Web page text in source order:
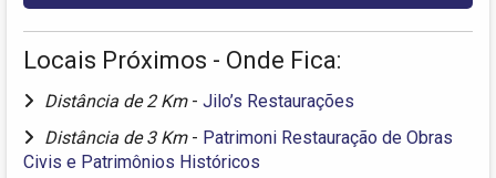
Locais Próximos - Onde Fica:
Distância de 2 Km - Jilo’s Restaurações
Distância de 3 Km - Patrimoni Restauração de Obras
Civis e Patrimônios Históricos